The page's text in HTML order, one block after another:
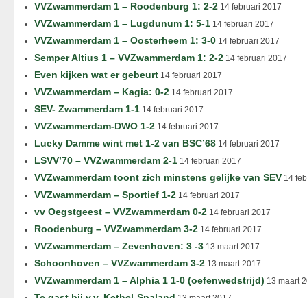
VVZwammerdam 1 – Roodenburg 1: 2-2 14 februari 2017
VVZwammerdam 1 – Lugdunum 1: 5-1 14 februari 2017
VVZwammerdam 1 – Oosterheem 1: 3-0 14 februari 2017
Semper Altius 1 – VVZwammerdam 1: 2-2 14 februari 2017
Even kijken wat er gebeurt 14 februari 2017
VVZwammerdam – Kagia: 0-2 14 februari 2017
SEV- Zwammerdam 1-1 14 februari 2017
VVZwammerdam-DWO 1-2 14 februari 2017
Lucky Damme wint met 1-2 van BSC’68 14 februari 2017
LSVV’70 – VVZwammerdam 2-1 14 februari 2017
VVZwammerdam toont zich minstens gelijke van SEV 14
VVZwammerdam – Sportief 1-2 14 februari 2017
vv Oegstgeest – VVZwammerdam 0-2 14 februari 2017
Roodenburg – VVZwammerdam 3-2 14 februari 2017
VVZwammerdam – Zevenhoven: 3 -3 13 maart 2017
Schoonhoven – VVZwammerdam 3-2 13 maart 2017
VVZwammerdam 1 – Alphia 1 1-0 (oefenwedstrijd) 13 maart